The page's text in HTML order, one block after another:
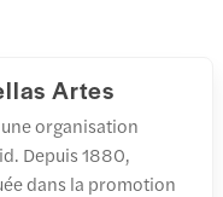
Artes
organisation
Depuis 1880,
dans la promotion